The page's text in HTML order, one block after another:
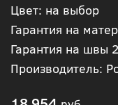
Цвет: на выбор
Гарантия на
Гарантия на швы
Производитель: